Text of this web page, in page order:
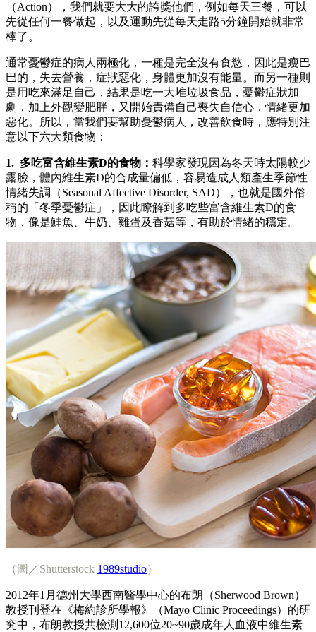
（Action），我們就要大大的誇獎他們，例如每天三餐，可以
先從任何一餐做起，以及運動先從每天走路5分鐘開始就非常
棒了。
通常憂鬱症的病人兩極化，一種是完全沒有食慾，因此是瘦巴
巴的，失去營養，症狀惡化，身體更加沒有能量。而另一種則
是用吃來滿足自己，結果是吃一大堆垃圾食品，憂鬱症狀加
劇，加上外觀變肥胖，又開始責備自己喪失自信心，情緒更加
惡化。所以，當我們要幫助憂鬱病人，改善飲食時，應特別注
意以下六大類食物：
1. 多吃富含維生素D的食物： 科學家發現因為冬天時太陽較少
露臉，體內維生素D的合成量偏低，容易造成人類產生季節性
情緒失調（Seasonal Affective Disorder, SAD），也就是國外俗
稱的「冬季憂鬱症」，因此瞭解到多吃些富含維生素D的食
物，像是鮭魚、牛奶、雞蛋及香菇等，有助於情緒的穩定。
（圖／Shutterstock 1989studio）
2012年1月德州大學西南醫學中心的布朗（Sherwood Brown）
教授刊登在《梅約診所學報》（Mayo Clinic Proceedings）的研
究中，布朗教授共檢測12,600位20~90歲成年人血液中維生素